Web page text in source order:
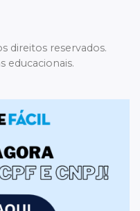
direitos reservados.
educacionais.